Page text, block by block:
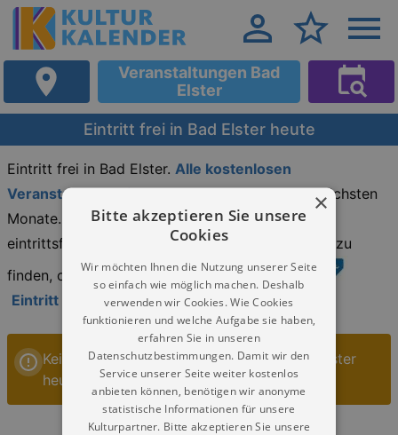
Veranstaltungen Bad
Elster
Eintritt frei in Bad Elster heute
Eintritt frei in Bad Elster. Alle kostenlosen
Veranstaltungen in Bad Elster heuteund die nächsten
Monate. Viele Veranstaltungen in Bad Elster sind
eintrittsfrei. Um gratis Veranstaltungen schneller zu
finden, orientieren Sie sich an diesem Symbol.
Eintritt frei in Bad Elster heute.
Keine Veranstaltungen Eintritt frei in Bad Elster
heute
×
Bitte akzeptieren Sie unsere
Cookies
Wir möchten Ihnen die Nutzung unserer Seite
so einfach wie möglich machen. Deshalb
verwenden wir Cookies. Wie Cookies
funktionieren und welche Aufgabe sie haben,
erfahren Sie in unseren
Datenschutzbestimmungen. Damit wir den
Service unserer Seite weiter kostenlos
anbieten können, benötigen wir anonyme
statistische Informationen für unsere
Kulturpartner. Bitte akzeptieren Sie unsere